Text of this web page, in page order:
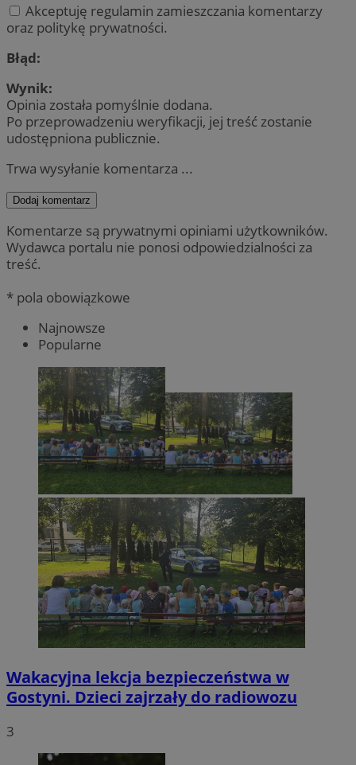
Akceptuję regulamin zamieszczania komentarzy
oraz politykę prywatności.
Błąd:
Wynik:
Opinia została pomyślnie dodana.
Po przeprowadzeniu weryfikacji, jej treść zostanie
udostępniona publicznie.
Trwa wysyłanie komentarza ...
Dodaj komentarz
Komentarze są prywatnymi opiniami użytkowników.
Wydawca portalu nie ponosi odpowiedzialności za
treść.
* pola obowiązkowe
Najnowsze
Popularne
Wakacyjna lekcja bezpieczeństwa w
Gostyni. Dzieci zajrzały do radiowozu
3